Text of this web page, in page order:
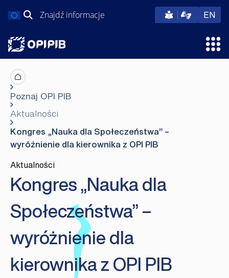
do
Szukaj: EN
Poznaj OPI PIB
Aktualności
Kongres „Nauka dla Społeczeństwa” –
wyróżnienie dla kierownika z OPI PIB
Kongres „Nauka dla
Społeczeństwa” –
wyróżnienie dla
kierownika z OPI PIB
Aktualności